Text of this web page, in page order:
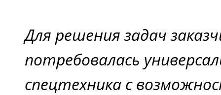
Для решения задач
потребовалась
спецтехника с